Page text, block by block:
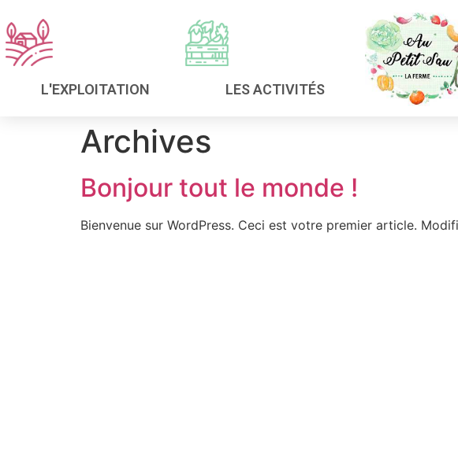
L'EXPLOITATION LES ACTIVITÉS
Archives
Bonjour tout le monde !
Bienvenue sur WordPress. Ceci est votre premier article.